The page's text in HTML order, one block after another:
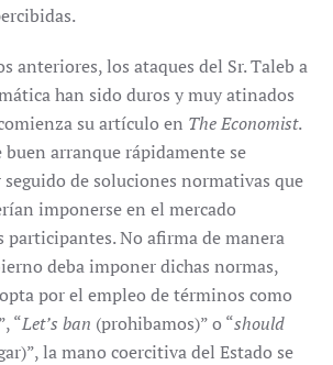
anteriores, los ataques del Sr. Taleb a
han sido duros y muy atinados
su artículo en TheEconomist.
buen arranque rápidamente se
de soluciones normativas que
imponerse en el mercado
participantes. No afirma de manera
deba imponer dichas normas,
por el empleo de términos como
“Let’s ban (prohibamos)” o “should
la mano coercitiva del Estado se